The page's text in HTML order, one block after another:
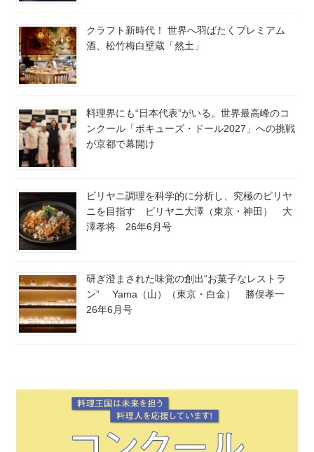
クラフト新時代！ 世界へ羽ばたくプレミアム
酒、松竹梅白壁蔵「然土」
料理界にも“日本代表”がいる。世界最高峰のコ
ンクール「ボキューズ・ドール2027」への挑戦
が京都で幕開け
ビリヤニ調理を科学的に分析し、究極のビリヤ
ニを目指す ビリヤニ大澤（東京・神田） 大
澤孝将 26年6月号
研ぎ澄まされた味覚の創出“お菓子なレストラ
ン” Yama（山）（東京・白金） 勝俣孝一
26年6月号